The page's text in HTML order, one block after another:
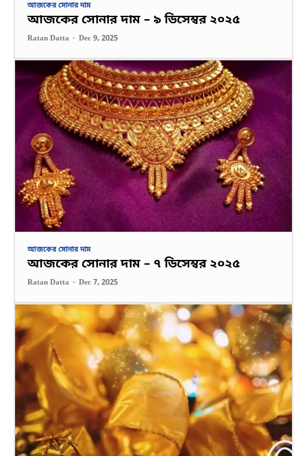
আজকের সোনার দাম
আজকের সোনার দাম – ৯ ডিসেম্বর ২০২৫
Ratan Datta - Dec 9, 2025
আজকের সোনার দাম
আজকের সোনার দাম – ৭ ডিসেম্বর ২০২৫
Ratan Datta - Dec 7, 2025